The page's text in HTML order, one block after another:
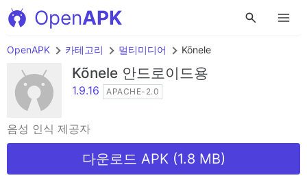
OpenAPK
OpenAPK 카테고리 멀티미디어 Kõnele
Kõnele 안드로이드용
1.9.16 APACHE-2.0
음성 인식 제공자
다운로드 APK (1.8 MB)